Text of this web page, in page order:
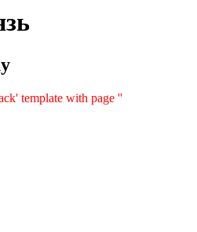
template with page ''